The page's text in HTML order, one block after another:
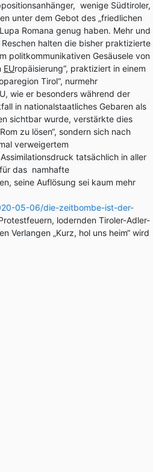
wenige Südtiroler,
unter dem Gebot des „friedlichen
Romana genug haben. Mehr und
halten die bisher praktizierte
politkommunikativen Gesäusele von
EUropäisierung“, praktiziert in einem
Tirol“, nurmehr
wie er besonders während der
in nationalstaatliches Gebaren als
sichtbar wurde, verstärkte dies
zu lösen“, sondern sich nach
verweigertem
tatsächlich in aller
das namhafte
seine Auflösung sei kaum mehr
05-06/die-zeitbombe-ist-der-
lodernden Tiroler-Adler-
Verlangen „Kurz, hol uns heim“ wird